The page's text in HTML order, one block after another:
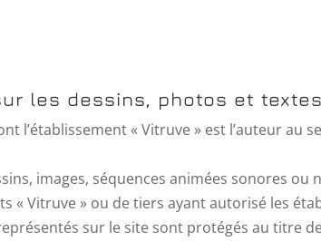
les dessins, photos et textes
l’établissement « Vitruve » est l’auteur au
images, séquences animées sonores
« Vitruve » ou de tiers ayant autorisé les
sur le site sont protégés au titre